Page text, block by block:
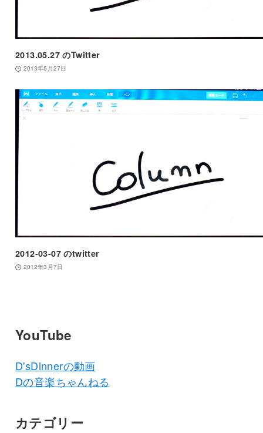
2013.05.27 のTwitter
2013年5月27日
2012-03-07 のtwitter
2012年3月7日
YouTube
D'sDinnerの動画
Dの音楽ちゃんねる
カテゴリー